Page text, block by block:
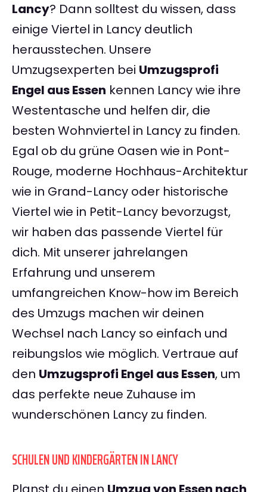
Lancy? Dann solltest du wissen, dass
einige Viertel in Lancy deutlich
herausstechen. Unsere
Umzugsexperten bei Umzugsprofi
Engel aus Essen kennen Lancy wie ihre
Westentasche und helfen dir, die
besten Wohnviertel in Lancy zu finden.
Egal ob du grüne Oasen wie in Pont-
Rouge, moderne Hochhaus-Architektur
wie in Grand-Lancy oder historische
Viertel wie in Petit-Lancy bevorzugst,
wir haben das passende Viertel für
dich. Mit unserer jahrelangen
Erfahrung und unserem
umfangreichen Know-how im Bereich
des Umzugs machen wir deinen
Wechsel nach Lancy so einfach und
reibungslos wie möglich. Vertraue auf
den Umzugsprofi Engel aus Essen, um
das perfekte neue Zuhause im
wunderschönen Lancy zu finden.
SCHULEN UND KINDERGÄRTEN IN LANCY